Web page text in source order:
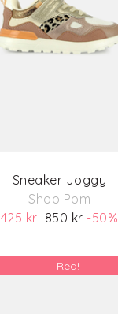
Sneaker Joggy
Shoo Pom
425 kr850 kr-50%
Rea!